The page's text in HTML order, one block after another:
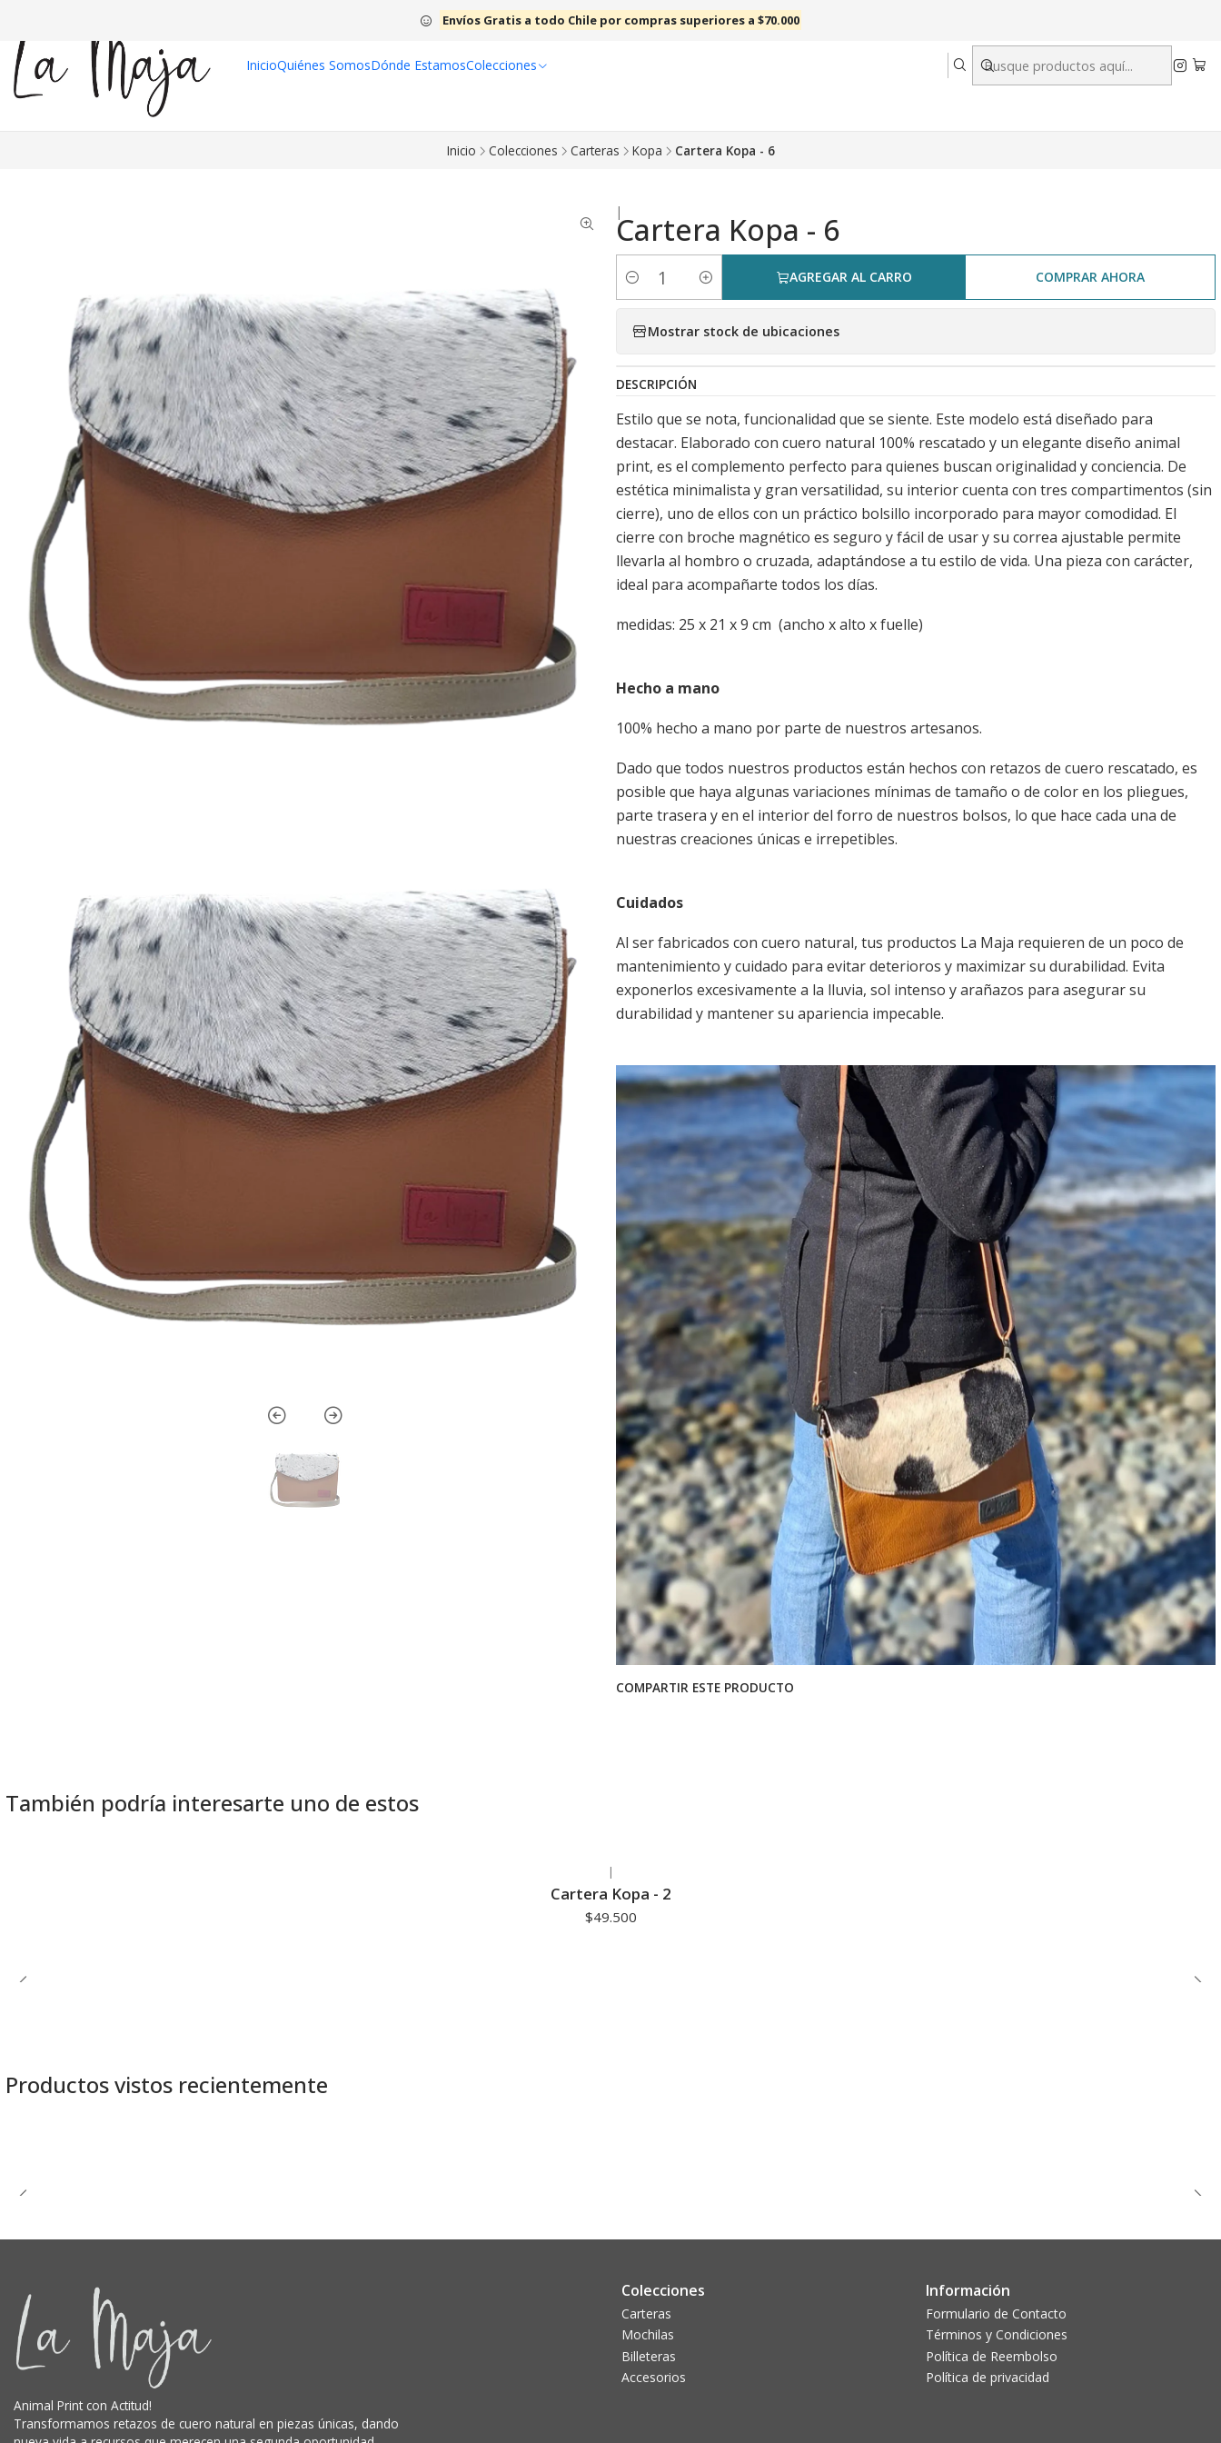
InicioQuiénes SomosDónde EstamosColecciones
Envíos Gratis a todo Chile por compras superiores a $70.000
Inicio Colecciones Carteras Kopa Cartera Kopa - 6
|Cartera Kopa - 6
Cantidad
AGREGAR AL CARRO COMPRAR AHORA
Mostrar stock de ubicaciones
DESCRIPCIÓN
Estilo que se nota, funcionalidad que se siente. Este modelo está diseñado para
destacar. Elaborado con cuero natural 100% rescatado y un elegante diseño animal
print, es el complemento perfecto para quienes buscan originalidad y conciencia. De
estética minimalista y gran versatilidad, su interior cuenta con tres compartimentos (sin
cierre), uno de ellos con un práctico bolsillo incorporado para mayor comodidad. El
cierre con broche magnético es seguro y fácil de usar y su correa ajustable permite
llevarla al hombro o cruzada, adaptándose a tu estilo de vida. Una pieza con carácter,
ideal para acompañarte todos los días.
medidas: 25 x 21 x 9 cm (ancho x alto x fuelle)
Hecho a mano
100% hecho a mano por parte de nuestros artesanos.
Dado que todos nuestros productos están hechos con retazos de cuero rescatado, es
posible que haya algunas variaciones mínimas de tamaño o de color en los pliegues,
parte trasera y en el interior del forro de nuestros bolsos, lo que hace cada una de
nuestras creaciones únicas e irrepetibles.
Cuidados
Al ser fabricados con cuero natural, tus productos La Maja requieren de un poco de
mantenimiento y cuidado para evitar deterioros y maximizar su durabilidad. Evita
exponerlos excesivamente a la lluvia, sol intenso y arañazos para asegurar su
durabilidad y mantener su apariencia impecable.
COMPARTIR ESTE PRODUCTO
También podría interesarte uno de estos
|
Cartera Kopa - 2
$49.500
Productos vistos recientemente
Animal Print con Actitud!
Transformamos retazos de cuero natural en piezas únicas, dando
Colecciones
Carteras
Mochilas
Billeteras
Accesorios
Información
Formulario de Contacto
Términos y Condiciones
Política de Reembolso
Política de privacidad